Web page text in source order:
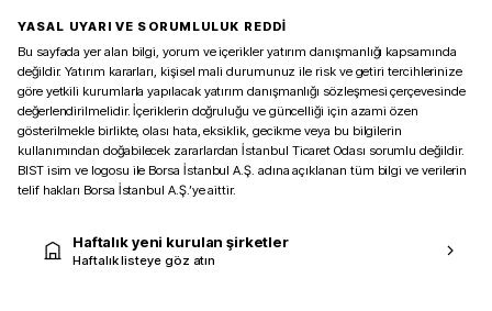
YASAL UYARI VE SORUMLULUK REDDİ
Bu sayfada yer alan bilgi, yorum ve içerikler yatırım danışmanlığı kapsamında
değildir. Yatırım kararları, kişisel mali durumunuz ile risk ve getiri tercihlerinize
göre yetkili kurumlarla yapılacak yatırım danışmanlığı sözleşmesi çerçevesinde
değerlendirilmelidir. İçeriklerin doğruluğu ve güncelliği için azami özen
gösterilmekle birlikte, olası hata, eksiklik, gecikme veya bu bilgilerin
kullanımından doğabilecek zararlardan İstanbul Ticaret Odası sorumlu değildir.
BIST isim ve logosu ile Borsa İstanbul A.Ş. adına açıklanan tüm bilgi ve verilerin
telif hakları Borsa İstanbul A.Ş.’ye aittir.
Haftalık yeni kurulan şirketler
Haftalık listeye göz atın